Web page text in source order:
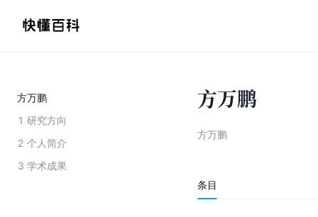
方万鹏
1 研究方向
2 个人简介
3 学术成果
方万鹏
方万鹏
条目